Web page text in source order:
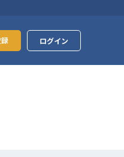
ログイン